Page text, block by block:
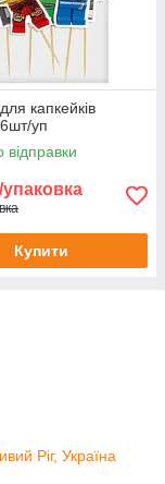
капкейків
уп
відправки
Купити
Ріг, Україна